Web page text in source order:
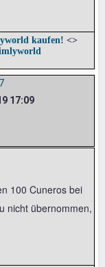
kaufen! <>
17:09
100 Cuneros bei
nicht übernommen,